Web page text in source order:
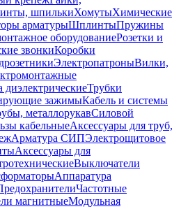
шпилькиХомутыХимические
арматурыШплинтыПружины
оборудованиеРозетки и
звонкиКоробки
ЭлектропатроныВилки,
диэлектрическиеТрубки
зажимыКабель и системы
металлорукавСиловой
кабельныеАксессуары для труб,
Арматура СИПЭлектрощитовое
Аксессуары для
Выключатели
Аппаратура
Частотные
магнитныеМодульная